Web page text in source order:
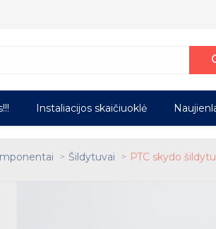
Instaliacijos skaičiuoklė
Šildytuvai PTC skydo